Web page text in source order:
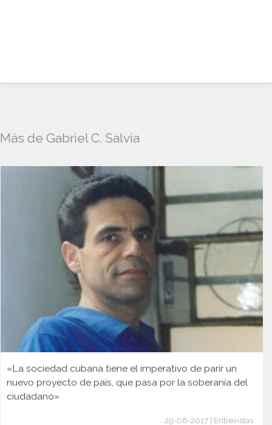
Más de Gabriel C. Salvia
«La sociedad cubana tiene el imperativo de parir un
nuevo proyecto de país, que pasa por la soberanía del
ciudadano»
29-06-2017 | Entrevistas